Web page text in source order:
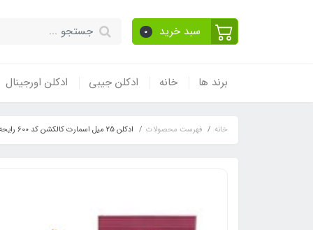
سبد خرید 0
برند ها خانه ادکلن جیبی ادکلن اورجینال
خانه فهرست محصولات ادکلن 25 میل اسمارت کالکشن کد 600 رایحه ژان پل گوتیه اسکندل مردانه _ اسکندال Jean Paul Gaultier Scandal Pour Homme ( Smart Collection 600)